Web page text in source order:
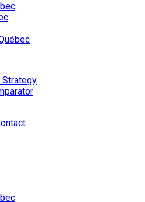
Strategy